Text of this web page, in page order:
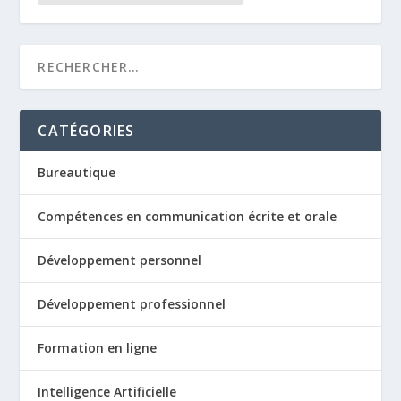
CATÉGORIES
Bureautique
Compétences en communication écrite et orale
Développement personnel
Développement professionnel
Formation en ligne
Intelligence Artificielle